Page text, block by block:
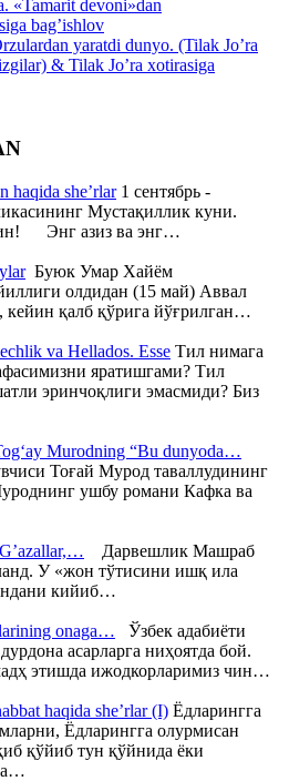
«Tamarit devoni»dan
bag’ishlov
yaratdi dunyo. (Tilak Jo’ra
& Tilak Jo’ra xotirasiga
haqida she’rlar1 сентябрь -
Мустақиллик куни.
Энг азиз ва энг…
Буюк Умар Хайём
олдидан (15 май) Аввал
кейин қалб қўрига йўғрилган…
va Hellados. Esse Тил нимага
яратишгами? Тил
эринчоқлиги эмасмиди? Биз
Murodning “Bu dunyoda…
Тоғай Мурод таваллудининг
ушбу романи Кафка ва
Дарвешлик Машраб
У «жон тўтисини ишқ ила
кийиб…
onaga… Ўзбек адабиёти
асарларга ниҳоятда бой.
этишда ижодкорларимиз чин…
haqida she’rlar (I) Ёдларингга
Ёдларингга олурмисан
қўйиб тун қўйнида ёки